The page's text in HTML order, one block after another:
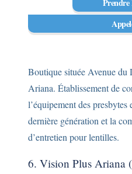
Prendre
Boutique située Avenue
Ariana. Établissement de
l’équipement des presbytes
dernière génération et la
d’entretien pour lentilles.
6. Vision Plus Ariana